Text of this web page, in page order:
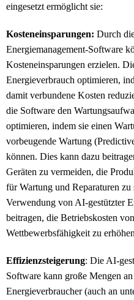
eingesetzt ermöglicht sie:
Kosteneinsparungen: Durch
Energiemanagement-Software
Kosteneinsparungen erzielen.
Energieverbrauch optimieren,
damit verbundene Kosten
die Software den
optimieren, indem sie einen
vorbeugende Wartung
können. Dies kann dazu
Geräten zu vermeiden, die
für Wartung und Reparaturen zu
Verwendung von AI-gestützter
beitragen, die Betriebskosten
Wettbewerbsfähigkeit zu
Effizienzsteigerung: Die AI-
Software kann große Mengen
Energieverbraucher (auch an